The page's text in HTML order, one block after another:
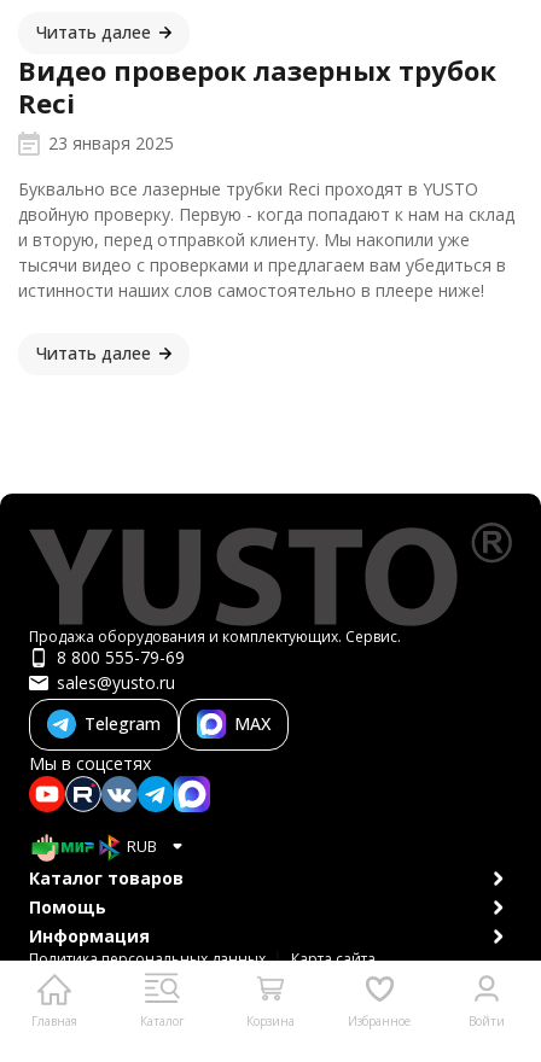
Читать далее
Видео проверок лазерных трубок
Reci
23 января 2025
Буквально все лазерные трубки Reci проходят в YUSTO
двойную проверку. Первую - когда попадают к нам на склад
и вторую, перед отправкой клиенту. Мы накопили уже
тысячи видео с проверками и предлагаем вам убедиться в
истинности наших слов самостоятельно в плеере ниже!
Читать далее
Главная Каталог Корзина Избранное Войти
Продажа оборудования и комплектующих. Сервис.
8 800 555-79-69
sales@yusto.ru
Telegram
MAX
Мы в соцсетях
RUB
Каталог товаров
Помощь
Информация
Политика персональных данных
Карта сайта
© 2007-2026 ЮСТО